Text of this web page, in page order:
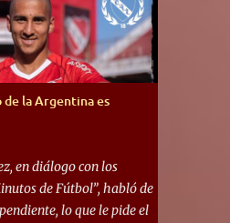
la Argentina es
en diálogo con los
de Fútbol”, habló de
lo que le pide el